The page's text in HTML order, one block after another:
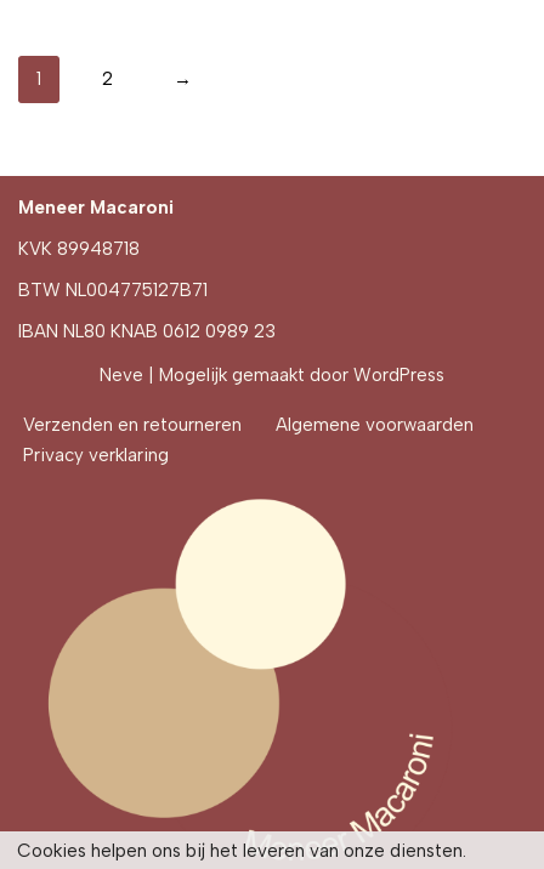
1 2 →
Meneer Macaroni
KVK 89948718
BTW NL004775127B71
IBAN NL80 KNAB 0612 0989 23
Neve | Mogelijk gemaakt door WordPress
Verzenden en retourneren
Algemene voorwaarden
Privacy verklaring
Cookies helpen ons bij het leveren van onze diensten.